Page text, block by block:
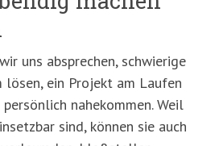
uns absprechen, schwierige
lösen, ein Projekt am Laufen
nahekommen. Weil
sind, können sie auch